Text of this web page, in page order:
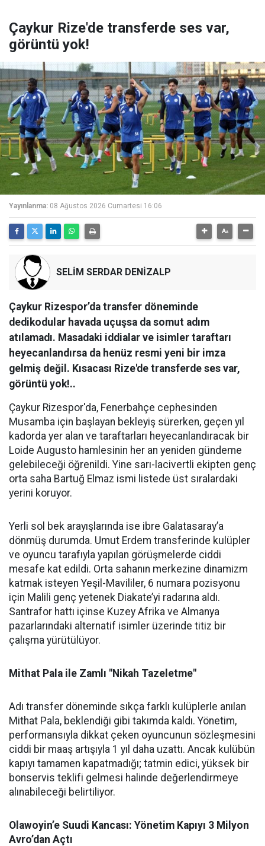
Çaykur Rize'de transferde ses var,
görüntü yok!
Yayınlanma: 08 Ağustos 2026 Cumartesi 16:06
SELİM SERDAR DENİZALP
Çaykur Rizespor’da transfer döneminde
dedikodular havada uçuşsa da somut adım
atılamadı. Masadaki iddialar ve isimler taraftarı
heyecanlandırsa da henüz resmi yeni bir imza
gelmiş değil. Kısacası Rize'de transferde ses var,
görüntü yok!..
Çaykur Rizespor'da, Fenerbahçe cephesinden
Musamba için başlayan bekleyiş sürerken, geçen yıl
kadorda yer alan ve taraftarları heyecanlandıracak bir
Loide Augusto hamlesinin her an yeniden gündeme
gelebileceği öğrenildi. Yine sarı-lacivertli ekipten genç
orta saha Bartuğ Elmaz ismi listede üst sıralardaki
yerini koruyor.
Yerli sol bek arayışlarında ise ibre Galatasaray’a
dönmüş durumda. Umut Erdem transferinde kulüpler
ve oyuncu tarafıyla yapılan görüşmelerde ciddi
mesafe kat edildi. Orta sahanın merkezine dinamizm
katmak isteyen Yeşil-Mavililer, 6 numara pozisyonu
için Malili genç yetenek Diakate’yi radarına aldı.
Santrafor hattı içinse Kuzey Afrika ve Almanya
pazarlarındaki alternatif isimler üzerinde titiz bir
çalışma yürütülüyor.
Mithat Pala ile Zamlı "Nikah Tazeletme"
Adı transfer döneminde sıkça farklı kulüplerle anılan
Mithat Pala, beklendiği gibi takımda kaldı. Yönetim,
performansıyla dikkat çeken oyuncunun sözleşmesini
ciddi bir maaş artışıyla 1 yıl daha uzattı. Ancak kulübün
kapıyı tamamen kapatmadığı; tatmin edici, yüksek bir
bonservis teklifi gelmesi halinde değerlendirmeye
alınabileceği belirtiliyor.
Olawoyin’e Suudi Kancası: Yönetim Kapıyı 3 Milyon
Avro’dan Açtı